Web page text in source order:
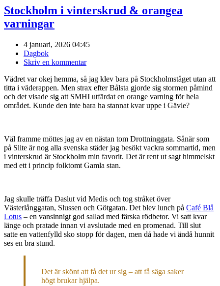
Stockholm i vinter­skrud & orangea
varningar
4 januari, 2026 04:45
Dagbok
Skriv en kommentar
Vädret var okej hemma, så jag klev bara på Stockholmståget utan att
titta i väderappen. Men strax efter Bålsta gjorde sig stormen påmind
och det visade sig att SMHI utfärdat en orange varning för hela
området. Kunde den inte bara ha stannat kvar uppe i Gävle?
Väl framme möttes jag av en nästan tom Drottninggata. Sånär som
på Slite är nog alla svenska städer jag besökt vackra sommartid, men
i vinterskrud är Stockholm min favorit. Det är rent ut sagt himmelskt
med ett i princip folktomt Gamla stan.
Jag skulle träffa Daslut vid Medis och tog stråket över
Västerlånggatan, Slussen och Götgatan. Det blev lunch på Café Blå
Lotus – en vansinnigt god sallad med färska rödbetor. Vi satt kvar
länge och pratade innan vi avslutade med en promenad. Till slut
satte en vattenfylld sko stopp för dagen, men då hade vi ändå hunnit
ses en bra stund.
Det är skönt att få det ur sig – att få säga saker
högt brukar hjälpa.